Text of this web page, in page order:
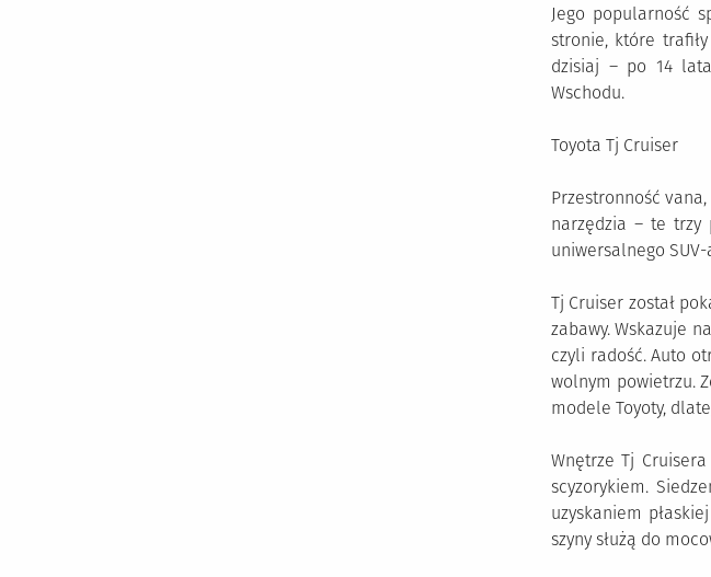
Jego popularność
stronie, które
dzisiaj – po 14
Wschodu.
Toyota Tj Cruiser
Przestronność
narzędzia – te trzy
uniwersalnego
Tj Cruiser został
zabawy. Wskazuje
czyli radość. Auto
wolnym powietrzu.
modele Toyoty,
Wnętrze Tj
scyzorykiem.
uzyskaniem
szyny służą do